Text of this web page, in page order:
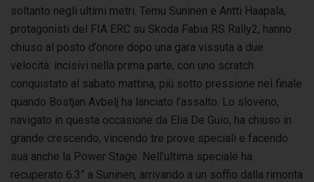
soltanto negli ultimi metri. Temu Suninen e Antti Haapala,
protagonisti del FIA ERC su Skoda Fabia RS Rally2, hanno
chiuso al posto d’onore dopo una gara vissuta a due
velocità: incisivi nella prima parte, con uno scratch
conquistato al sabato mattina, più sotto pressione nel finale
quando Bostjan Avbelj ha lanciato l’assalto. Lo sloveno,
navigato in questa occasione da Elia De Guio, ha chiuso in
grande crescendo, vincendo tre prove speciali e facendo
sua anche la Power Stage. Nell’ultima speciale ha
recuperato 6.3” a Suninen, arrivando a un soffio dalla rimonta